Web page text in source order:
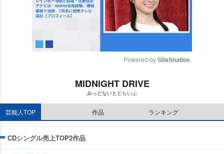
Powered by GliaStudios
MIDNIGHT DRIVE
みっどないとどらいぶ
芸能人TOP 作品 ランキング
CDシングル売上TOP2作品